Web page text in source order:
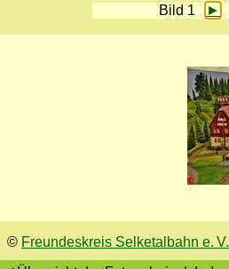
Bild 1 ►
© Freundeskreis Selketalbahn e. V.